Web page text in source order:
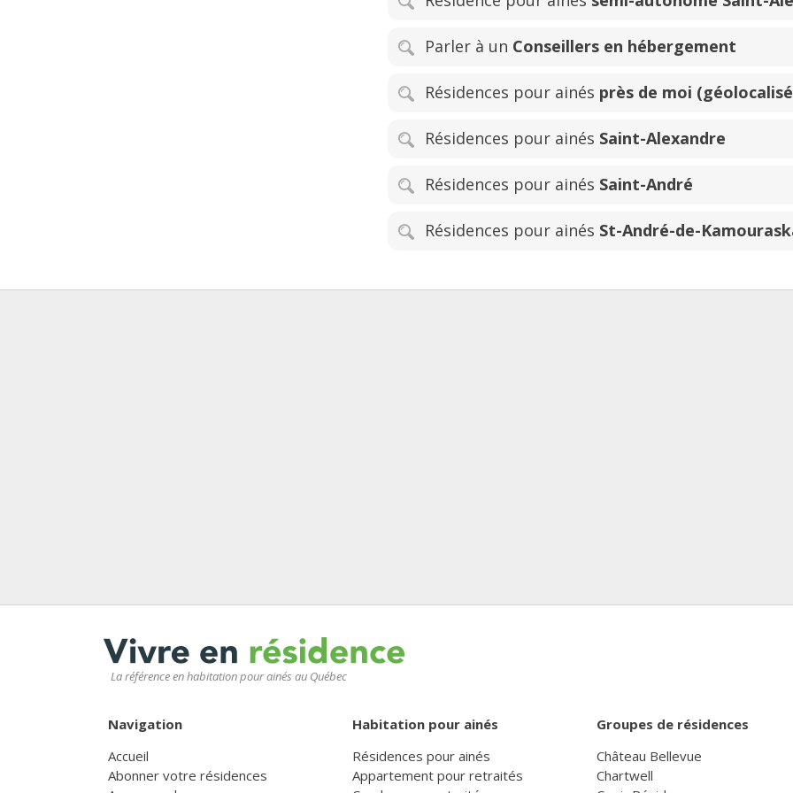
Parler à un Conseillers en hébergement
Résidences pour ainés près de moi
Résidences pour ainés Saint-Alexandre
Résidences pour ainés Saint-André
Résidences pour ainés St-André-de-
La référence en habitation pour ainés au Québec
Navigation
Accueil
Abonner votre résidences
Habitation pour ainés
Résidences pour ainés
Appartement pour retraités
Groupes de résidences
Château Bellevue
Chartwell